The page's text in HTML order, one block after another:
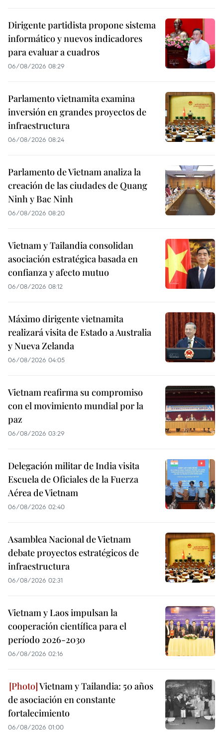
Dirigente partidista propone sistema
informático y nuevos indicadores
para evaluar a cuadros
06/08/2026 08:29
Parlamento vietnamita examina
inversión en grandes proyectos de
infraestructura
06/08/2026 08:24
Parlamento de Vietnam analiza la
creación de las ciudades de Quang
Ninh y Bac Ninh
06/08/2026 08:20
Vietnam y Tailandia consolidan
asociación estratégica basada en
confianza y afecto mutuo
06/08/2026 08:12
Máximo dirigente vietnamita
realizará visita de Estado a Australia
y Nueva Zelanda
06/08/2026 04:05
Vietnam reafirma su compromiso
con el movimiento mundial por la
paz
06/08/2026 03:29
Delegación militar de India visita
Escuela de Oficiales de la Fuerza
Aérea de Vietnam
06/08/2026 02:40
Asamblea Nacional de Vietnam
debate proyectos estratégicos de
infraestructura
06/08/2026 02:31
Vietnam y Laos impulsan la
cooperación científica para el
período 2026-2030
06/08/2026 02:16
Vietnam y Tailandia: 50 años
de asociación en constante
fortalecimiento
06/08/2026 01:00